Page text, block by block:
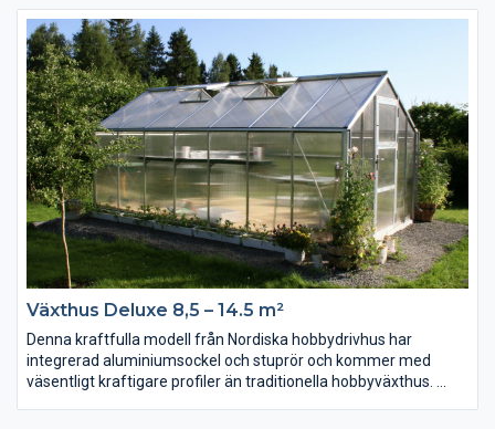
Växthuset monteras med rostfria stålbultar som är väsentligt
starkare än aluminiumbultar som vanligtvis används vid
montering. Växthuset kommer med 4 eller 6 mm polykarbonat
eller 4 mm härdat glas som fästs med silikon (inkluderat i
priset) och svarta plastlister vilket blir både stabilt och snyggt.
Växthus Deluxe 8,5 – 14.5 m²
Denna kraftfulla modell från Nordiska hobbydrivhus har
integrerad aluminiumsockel och stuprör och kommer med
väsentligt kraftigare profiler än traditionella hobbyväxthus.